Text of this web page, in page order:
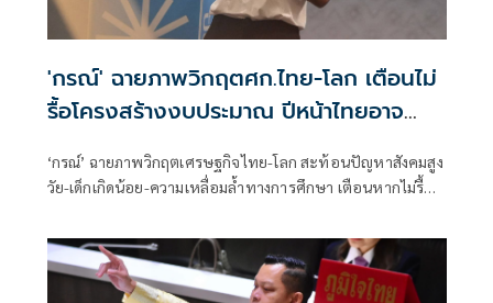
'กรณ์' ฉายภาพวิกฤตศก.ไทย-โลก เตือนไม่
รื้อโครงสร้างงบประมาณ ปีหน้าไทยอาจ
‘กรณ์’ ฉายภาพวิกฤตเศรษฐกิจไทย-โลก สะท้อนปัญหาสังคมสูง
วัย-เด็กเกิดน้อย-ความเหลื่อมล้ำทางการศึกษา เตือนหากไม่รื้อ
สังคายนางบฯ และปฏิรูปการเมืองด่วน